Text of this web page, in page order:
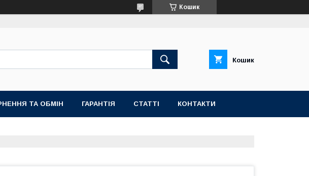
Кошик
Кошик
ТА ОБМІН ГАРАНТІЯ СТАТТІ КОНТАКТИ